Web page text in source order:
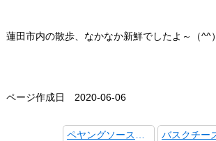
蓮田市内の散歩、なかなか新鮮でしたよ～（^^）
ページ作成日 2020-06-06